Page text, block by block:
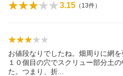
3.15 （ 13件）
お値段なりでしたね。畑周りに網を
１０個目の穴でスクリュー部分土
た。つまり、 折